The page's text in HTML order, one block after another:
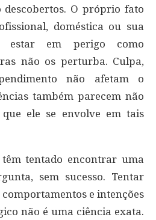
descobertos. O próprio fato
doméstica ou sua
estar em perigo como
não os perturba. Culpa,
não afetam o
também parecem não
ele se envolve em tais
tentado encontrar uma
sem sucesso. Tentar
comportamentos e intenções
não é uma ciência exata.